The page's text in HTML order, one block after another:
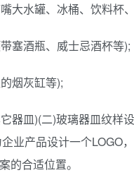
大水罐、冰桶、饮料杯
塞酒瓶、威士忌酒杯等);
烟灰缸等);
器皿)(二)玻璃器皿纹样
业产品设计一个LOGO
的合适位置。